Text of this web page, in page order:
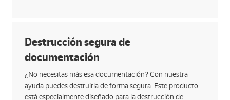
Destrucción segura de
documentación
¿No necesitas más esa documentación? Con nuestra
ayuda puedes destruirla de forma segura. Este producto
está especialmente diseñado para la destrucción de
Cumplimos estrictamente con la normativa relativa
Depósito en los contenedores destinados a la
destrucción confidencial de documentos en